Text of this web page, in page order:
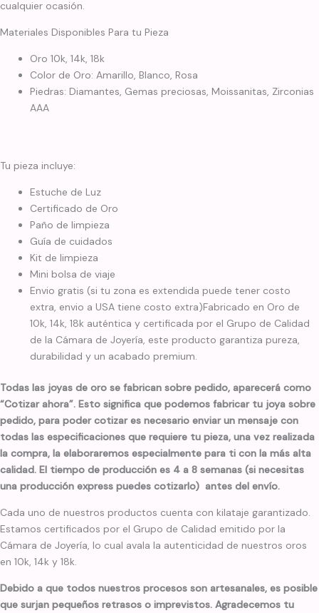
cualquier ocasión.
Materiales Disponibles Para tu Pieza
Oro 10k, 14k, 18k
Color de Oro: Amarillo, Blanco, Rosa
Piedras: Diamantes, Gemas preciosas, Moissanitas, Zirconias
AAA
Tu pieza incluye:
Estuche de Luz
Certificado de Oro
Paño de limpieza
Guía de cuidados
Kit de limpieza
Mini bolsa de viaje
Envio gratis (si tu zona es extendida puede tener costo
extra, envio a USA tiene costo extra)Fabricado en Oro de
10k, 14k, 18k auténtica y certificada por el Grupo de Calidad
de la Cámara de Joyería, este producto garantiza pureza,
durabilidad y un acabado premium.
Todas las joyas de oro se fabrican sobre pedido, aparecerá como
“Cotizar ahora”. Esto significa que podemos fabricar tu joya sobre
pedido, para poder cotizar es necesario enviar un mensaje con
todas las especificaciones que requiere tu pieza, una vez realizada
la compra, la elaboraremos especialmente para ti con la más alta
calidad. El tiempo de producción es 4 a 8 semanas (si necesitas
una producción express puedes cotizarlo) antes del envío.
Cada uno de nuestros productos cuenta con kilataje garantizado.
Estamos certificados por el Grupo de Calidad emitido por la
Cámara de Joyería, lo cual avala la autenticidad de nuestros oros
en 10k, 14k y 18k.
Debido a que todos nuestros procesos son artesanales, es posible
que surjan pequeños retrasos o imprevistos. Agradecemos tu